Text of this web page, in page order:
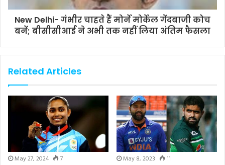
New Delhi- गंभीर चाहते हैं मोर्ने मोर्केल गेंदबाजी कोच
बनें; बीसीसीआई ने अभी तक नहीं लिया अंतिम फैसला
Related Articles
May 27, 2024
7
May 8, 2023
11